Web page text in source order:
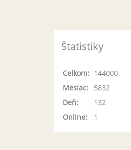
Štatistiky
Online: 1
Celkom: 144000
Mesiac:
5832
Deň:
132